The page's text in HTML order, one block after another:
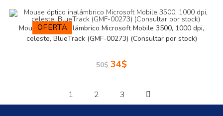
OFERTA
Mouse óptico inalámbrico Microsoft Mobile 3500, 1000 dpi,
celeste, BlueTrack (GMF-00273) (Consultar por stock)
50$ 34$
1 2 3